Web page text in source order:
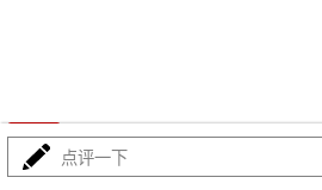
最热 阅读
点评一下